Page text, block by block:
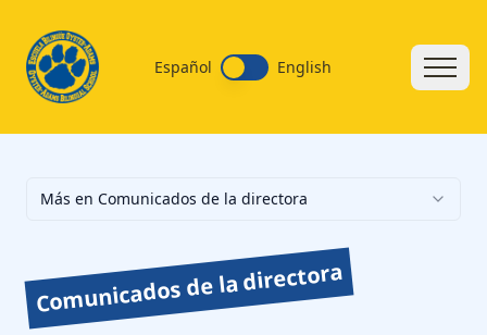
Español English
Más en Comunicados de la directora
Comunicados de la directora